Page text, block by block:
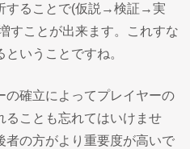
することで(仮説→検証→実
すことが出来ます。これすな
いうことですね。
の確立によってプレイヤーの
ることも忘れてはいけませ
者の方がより重要度が高いで